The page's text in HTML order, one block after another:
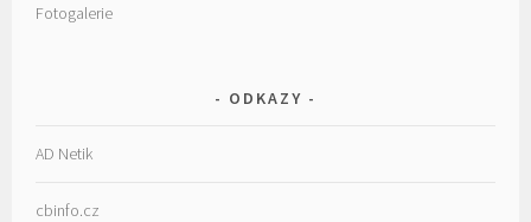
Fotogalerie
ODKAZY
AD Netik
cbinfo.cz